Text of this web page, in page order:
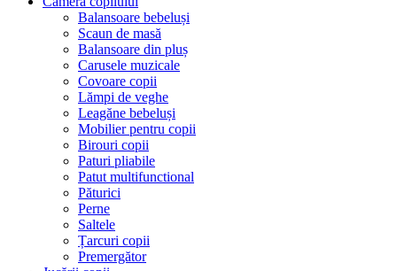
Balansoare bebeluși
Scaun de masă
Balansoare din pluș
Carusele muzicale
Covoare copii
Lămpi de veghe
Leagăne bebeluși
Mobilier pentru copii
Birouri copii
Paturi pliabile
Patut multifunctional
Păturici
Perne
Saltele
Țarcuri copii
Premergător